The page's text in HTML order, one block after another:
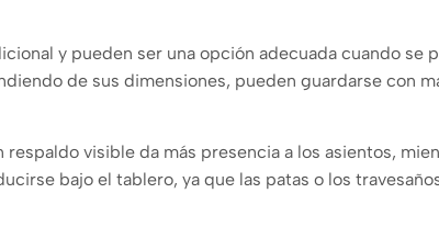
y pueden ser una opción adecuada cuando se
de sus dimensiones, pueden guardarse con
visible da más presencia a los asientos,
bajo el tablero, ya que las patas o los